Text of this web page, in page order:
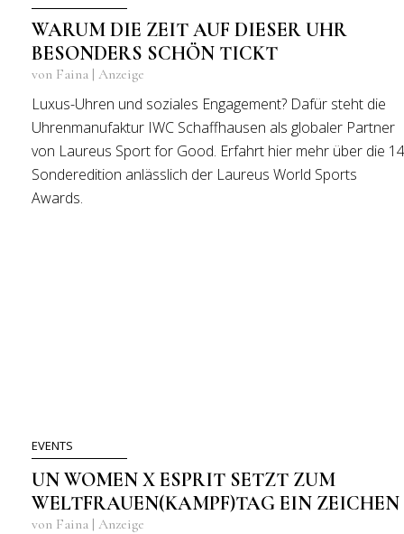
WARUM DIE ZEIT AUF DIESER UHR
BESONDERS SCHÖN TICKT
von Faina | Anzeige
Luxus-Uhren und soziales Engagement? Dafür steht die
Uhrenmanufaktur IWC Schaffhausen als globaler Partner
von Laureus Sport for Good. Erfahrt hier mehr über die
Sonderedition anlässlich der Laureus World Sports
Awards.
EVENTS
UN WOMEN X ESPRIT SETZT ZUM
WELTFRAUEN(KAMPF)TAG EIN ZEICHEN
von Faina | Anzeige